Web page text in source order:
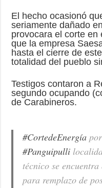
El hecho ocasionó
seriamente dañado
provocara el corte en
que la empresa
hasta el cierre de
totalidad del pueblo
Testigos contaron a
segundo ocupando
de Carabineros.
#CortedeEnergía
#Panguipulli
técnico se
para remplazo de